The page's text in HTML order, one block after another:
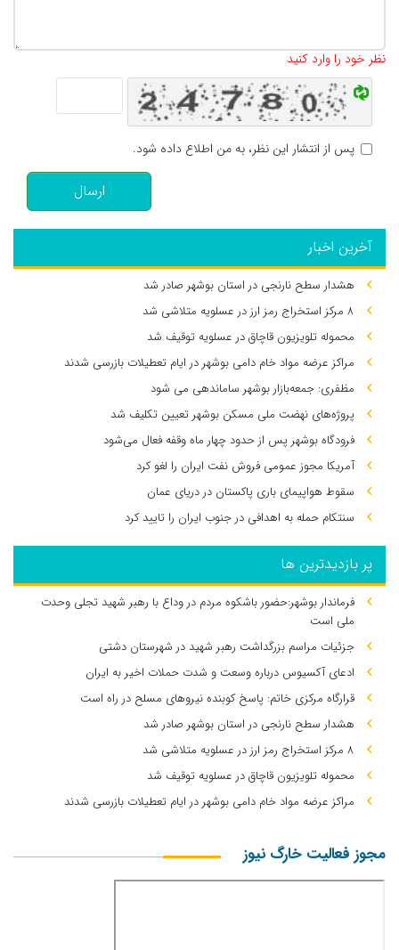
نظر خود را وارد کنید
پس از انتشار این نظر، به من اطلاع داده شود.
ارسال
آخرین اخبار
هشدار سطح نارنجی در استان بوشهر صادر شد
۸ مرکز استخراج رمز ارز در عسلویه متلاشی شد
محموله تلویزیون قاچاق در عسلویه توقیف شد
مراکز عرضه مواد خام دامی بوشهر در ایام تعطیلات بازرسی شدند
مظفری: جمعه‌بازار بوشهر ساماندهی می‌ شود
پروژه‌های نهضت ملی مسکن بوشهر تعیین تکلیف شد
فرودگاه بوشهر پس از حدود چهار ماه وقفه فعال می‌شود
آمریکا مجوز عمومی فروش نفت ایران را لغو کرد
سقوط هواپیمای باری پاکستان در دریای عمان
سنتکام حمله به اهدافی در جنوب ایران را تایید کرد
پر بازدیدترین ها
فرماندار بوشهر:حضور باشکوه مردم در وداع با رهبر شهید تجلی وحدت
ملی است
جزئیات مراسم بزرگداشت رهبر شهید در شهرستان دشتی
ادعای آکسیوس درباره وسعت و شدت حملات اخیر به ایران
قرارگاه مرکزی خاتم: پاسخ کوبنده نیروهای مسلح در راه است
هشدار سطح نارنجی در استان بوشهر صادر شد
۸ مرکز استخراج رمز ارز در عسلویه متلاشی شد
محموله تلویزیون قاچاق در عسلویه توقیف شد
مراکز عرضه مواد خام دامی بوشهر در ایام تعطیلات بازرسی شدند
مجوز فعالیت خارگ نیوز